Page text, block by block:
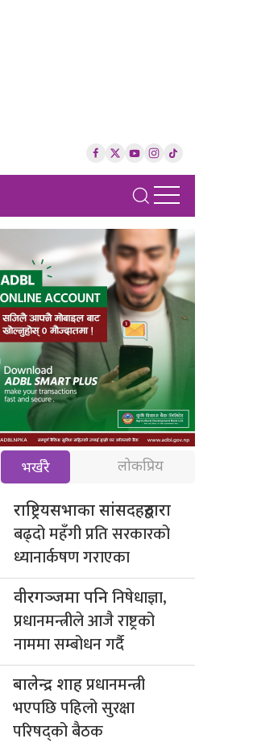
भर्खरै लोकप्रिय
राष्ट्रियसभाका सांसदहरुद्वारा
बढ्दो महँगी प्रति सरकारको
ध्यानार्कषण गराएका
वीरगञ्जमा पनिनिषेधाज्ञा,
प्रधानमन्त्रीले आजै राष्ट्रको
नाममा सम्बोधन गर्दै
बालेन्द्र शाहप्रधानमन्त्री
भएपछि पहिलो सुरक्षा
परिषद्को बैठक